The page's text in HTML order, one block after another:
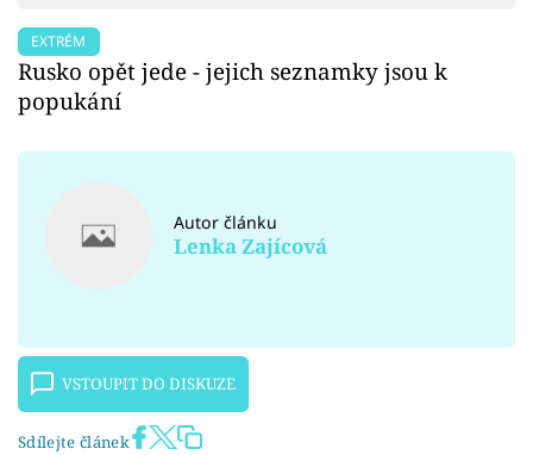
EXTRÉM
Rusko opět jede - jejich seznamky jsou k
popukání
Autor článku
Lenka Zajícová
VSTOUPIT DO DISKUZE
Sdílejte článek